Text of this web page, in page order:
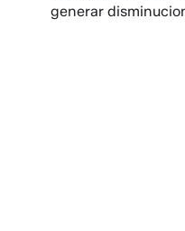
generar